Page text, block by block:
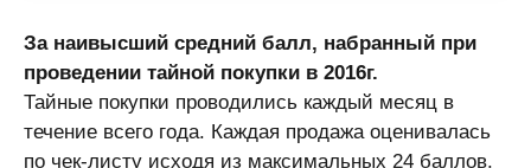
За наивысший средний балл, набранный при
проведении тайной покупки в 2016г.
Тайные покупки проводились каждый месяц в
течение всего года. Каждая продажа оценивалась
по чек-листу исходя из максимальных 24 баллов.